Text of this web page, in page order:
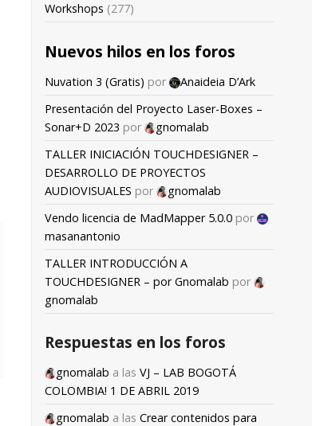
Workshops (277)
Nuevos hilos en los foros
Nuvation 3 (Gratis) por
Anaideia D’Ark
Presentación del Proyecto Laser-Boxes –
Sonar+D 2023 por
gnomalab
TALLER INICIACIÓN TOUCHDESIGNER –
DESARROLLO DE PROYECTOS
AUDIOVISUALES por
gnomalab
Vendo licencia de MadMapper 5.0.0 por
masanantonio
TALLER INTRODUCCIÓN A
TOUCHDESIGNER – por Gnomalab por
gnomalab
Respuestas en los foros
gnomalab a las VJ – LAB BOGOTÁ
COLOMBIA! 1 DE ABRIL 2019
gnomalab a las Crear contenidos para